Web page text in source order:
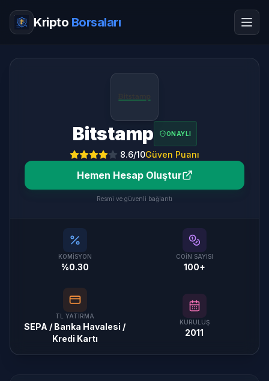
Kripto Borsaları
Bitstamp ONAYLI
8.6/10Güven Puanı
Hemen Hesap Oluştur
Resmi ve güvenli bağlantı
KOMISYON
%0.30
COIN SAYISI
100+
TL YATIRMA
SEPA / Banka Havalesi /
Kredi Kartı
KURULUŞ
2011